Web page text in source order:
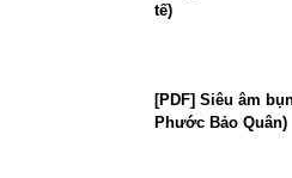
tế)
[PDF] Siêu âm
Phước Bảo Quân)